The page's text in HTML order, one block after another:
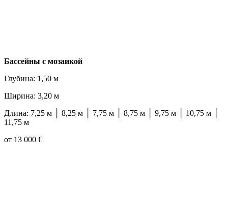
Бассейны с мозаикой
Глубина: 1,50 м
Ширина: 3,20 м
Длина: 7,25 м │ 8,25 м │ 7,75 м │ 8,75 м │ 9,75 м │ 10,75 м │
11,75 м
от 13 000 €